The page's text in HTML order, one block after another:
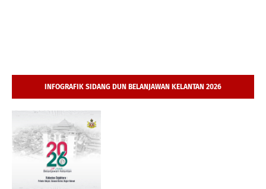
INFOGRAFIK SIDANG DUN BELANJAWAN KELANTAN 2026